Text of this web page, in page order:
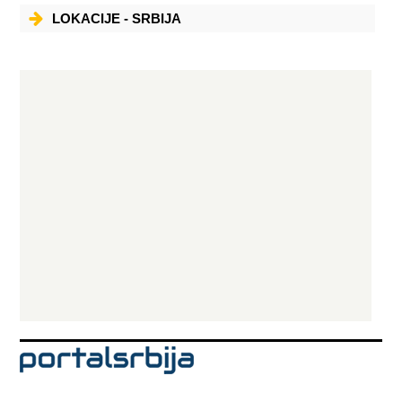
TELEĆE BRIZLE SVINjSKI RAŽNjIĆI SVINjSKA KRMENADLA JELA PO
PORUDžBINI FILE MINjON BIFTEK SA JAJETOM KARAĐORĐEVA ŠNICLA
LOKACIJE - SRBIJA